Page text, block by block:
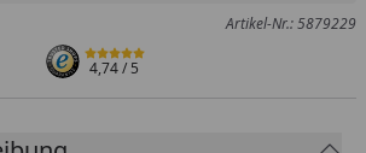
Artikel-Nr.: 5879229
4,74/ 5